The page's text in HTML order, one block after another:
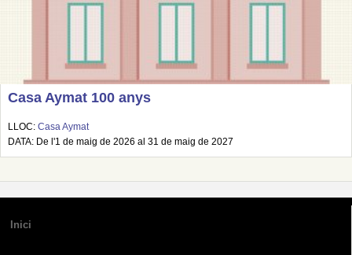
Casa Aymat 100 anys
LLOC: Casa Aymat
DATA: De l'1 de maig de 2026 al 31 de maig de 2027
Inici